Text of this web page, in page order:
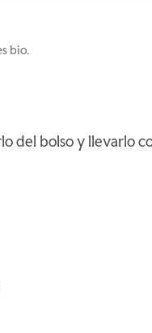
bio.
del bolso y llevarlo